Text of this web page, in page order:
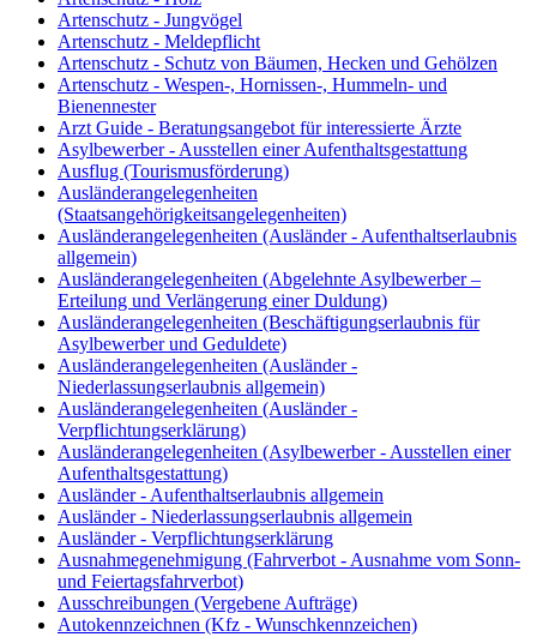
Artenschutz - Jungvögel
Artenschutz - Meldepflicht
Artenschutz - Schutz von Bäumen, Hecken und Gehölzen
Artenschutz - Wespen-, Hornissen-, Hummeln- und
Bienennester
Arzt Guide - Beratungsangebot für interessierte Ärzte
Asylbewerber - Ausstellen einer Aufenthaltsgestattung
Ausflug (Tourismusförderung)
Ausländerangelegenheiten
(Staatsangehörigkeitsangelegenheiten)
Ausländerangelegenheiten (Ausländer - Aufenthaltserlaubnis
allgemein)
Ausländerangelegenheiten (Abgelehnte Asylbewerber –
Erteilung und Verlängerung einer Duldung)
Ausländerangelegenheiten (Beschäftigungserlaubnis für
Asylbewerber und Geduldete)
Ausländerangelegenheiten (Ausländer -
Niederlassungserlaubnis allgemein)
Ausländerangelegenheiten (Ausländer -
Verpflichtungserklärung)
Ausländerangelegenheiten (Asylbewerber - Ausstellen einer
Aufenthaltsgestattung)
Ausländer - Aufenthaltserlaubnis allgemein
Ausländer - Niederlassungserlaubnis allgemein
Ausländer - Verpflichtungserklärung
Ausnahmegenehmigung (Fahrverbot - Ausnahme vom Sonn-
und Feiertagsfahrverbot)
Ausschreibungen (Vergebene Aufträge)
Autokennzeichnen (Kfz - Wunschkennzeichen)